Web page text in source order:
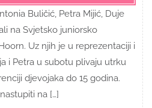
Buličić, Petra Mijić, Duje
na Svjetsko juniorsko
Uz njih je u reprezentaciji i
i Petra u subotu plivaju utrku
djevojaka do 15 godina.
na […]